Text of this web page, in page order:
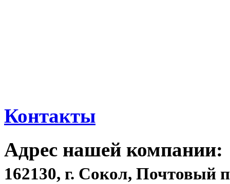
Контакты
Адрес нашей компании:
162130, г. Сокол, Почтовый